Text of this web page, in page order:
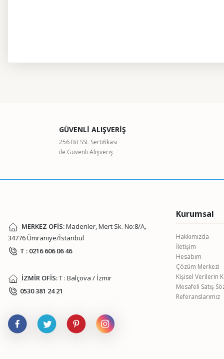
Ürün açıklamasında eksik bilgiler bulunuyor.
Ürün bilgilerinde hatalar bulunuyor.
GÜVENLİ ALIŞVERİŞ
256 Bit SSL Sertifikası
ile Güvenli Alışveriş
MERKEZ OFİS:Madenler, Mert Sk. No:8/A,
34776 Ümraniye/İstanbul
T : 0216 606 06 46
İZMİR OFİS:T : Balçova / İzmir
0530 381 24 21
Kurumsal
Hakkımızda
İletişim
Hesabım
Çözüm Merkezi
Kişisel Verilerin
Mesafeli Satış
Referanslarımız